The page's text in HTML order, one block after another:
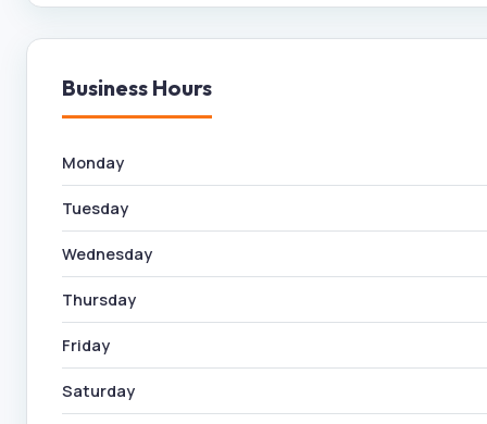
Business Hours
Monday
Tuesday
Wednesday
Thursday
Friday
Saturday